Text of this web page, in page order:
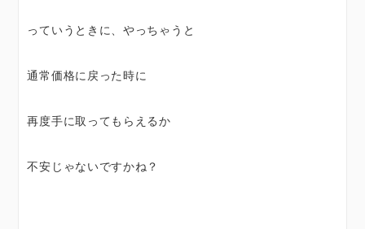
っていうときに、やっちゃうと
通常価格に戻った時に
再度手に取ってもらえるか
不安じゃないですかね？